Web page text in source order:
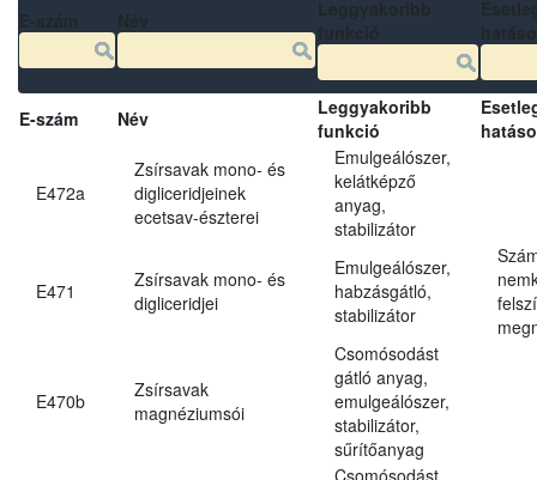
E-szám Név
Leggyakoribb
funkció
E472a
Zsírsavak mono- és
digliceridjeinek
ecetsav-észterei
Emulgeálószer,
kelátképző
anyag,
stabilizátor
E471
Zsírsavak mono- és
digliceridjei
Emulgeálószer,
habzásgátló,
stabilizátor
E470b
Zsírsavak
magnéziumsói
Csomósodást
gátló anyag,
emulgeálószer,
stabilizátor,
sűrítőanyag
Csomósodást